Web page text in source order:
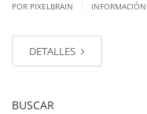
POR PIXELBRAIN
DETALLES
BUSCAR